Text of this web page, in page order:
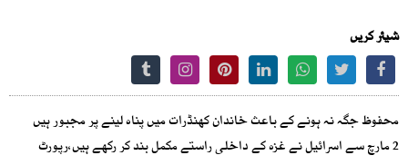
شیئر کریں
محفوظ جگہ نہ ہونے کے باعث خاندان کھنڈرات میں پناہ لینے پر مجبور ہیں
2 مارچ سے اسرائیل نے غزہ کے داخلی راستے مکمل بند کر رکھے ہیں،رپورٹ